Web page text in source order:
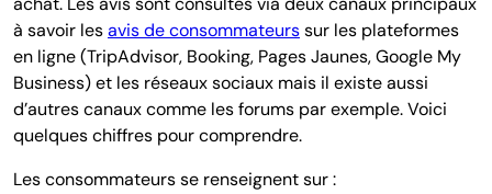
à savoir lesavis de consommateurssur les plateformes
en ligne(TripAdvisor, Booking, Pages Jaunes, Google My
Business)et les réseaux sociaux mais il existe aussi
d’autres canaux comme les forums par exemple. Voici
quelques chiffres pour comprendre.
Les consommateurs se renseignent sur :